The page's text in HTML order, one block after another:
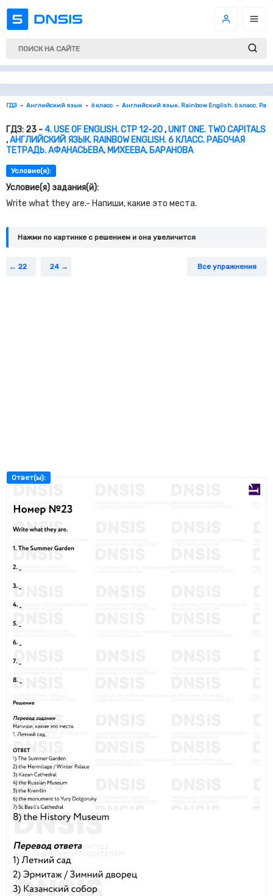
ГДЗ Английский язык 6 класс Английский язык. Rainbow English. 6 класс.
ГДЗ: 23 - 4. USE OF ENGLISH. СТР 12-20,UNIT ONE. TWO CAPITALS
,АНГЛИЙСКИЙ ЯЗЫК. RAINBOW ENGLISH. 6 КЛАСС. РАБОЧАЯ
ТЕТРАДЬ. АФАНАСЬЕВА, МИХЕЕВА, БАРАНОВА
Условие(я):
Условие(я) задания(й):
Write what they are.- Напиши, какие это места.
Нажми по картинке c решением и она увеличится
22 24 Все упражнения
Ответ(ы):